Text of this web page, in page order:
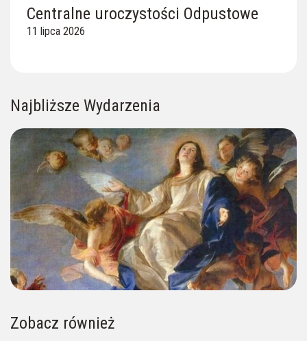
Centralne uroczystości Odpustowe
11 lipca 2026
Najbliższe Wydarzenia
Zobacz również